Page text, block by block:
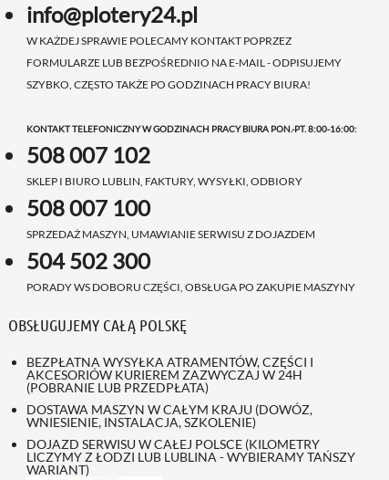
info@plotery24.pl
W KAŻDEJ SPRAWIE POLECAMY KONTAKT POPRZEZ
FORMULARZE LUB BEZPOŚREDNIO NA E-MAIL - ODPISUJEMY
SZYBKO, CZĘSTO TAKŻE PO GODZINACH PRACY BIURA!
KONTAKT TELEFONICZNY W GODZINACH PRACY BIURA PON.-PT. 8:00-16:00:
508 007 102
SKLEP I BIURO LUBLIN, FAKTURY, WYSYŁKI, ODBIORY
508 007 100
SPRZEDAŻ MASZYN, UMAWIANIE SERWISU Z DOJAZDEM
504 502 300
PORADY WS DOBORU CZĘŚCI, OBSŁUGA PO ZAKUPIE MASZYNY
OBSŁUGUJEMY CAŁĄ POLSKĘ
BEZPŁATNA WYSYŁKA ATRAMENTÓW, CZĘŚCI I
AKCESORIÓW KURIEREM ZAZWYCZAJ W 24H
(POBRANIE LUB PRZEDPŁATA)
DOSTAWA MASZYN W CAŁYM KRAJU (DOWÓZ,
WNIESIENIE, INSTALACJA, SZKOLENIE)
DOJAZD SERWISU W CAŁEJ POLSCE (KILOMETRY
LICZYMY Z ŁODZI LUB LUBLINA - WYBIERAMY TAŃSZY
WARIANT)